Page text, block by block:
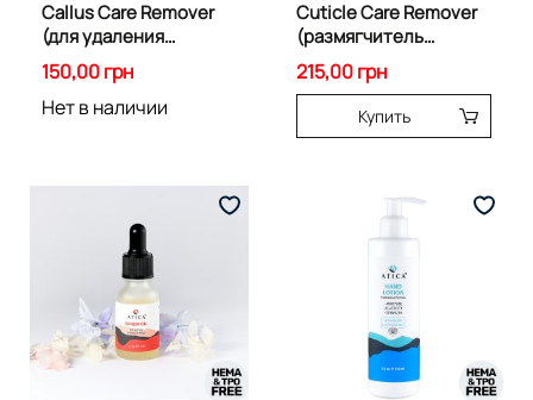
Callus Care Remover
(для удаления
мозолей и
натоптышев) 200 мл
85388
150,00 грн
Нет в наличии
Cuticle Сare Remover
(размягчитель
кутикулы) 30 мл 85384
215,00 грн
Купить